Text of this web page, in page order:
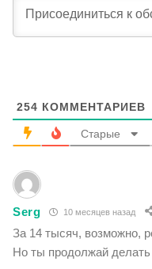
254 КОММЕНТАРИЕВ
Старые
Serg 10 месяцев назад
За 14 тысяч, возможно,
Но ты продолжай